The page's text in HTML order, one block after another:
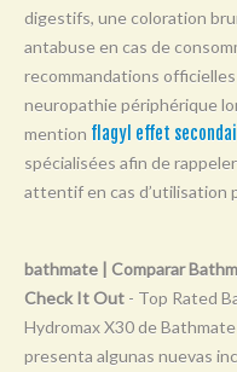
W
Y
digestifs, une coloration
antabuse en cas de
recommandations
neuropathie périphérique
mention flagyl effet
spécialisées afin de
attentif en cas d’utilisation
bathmate | Comparar
Check It Out - Top Rated
Hydromax X30 de
presenta algunas nuevas